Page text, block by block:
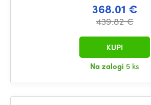
368.01 €
439.82 €
Na zalogi 5 ks
KUPI